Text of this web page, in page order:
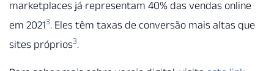
marketplaces já representam 40% das vendas online
em 20213. Eles têm taxas de conversão mais altas que
sites próprios3.